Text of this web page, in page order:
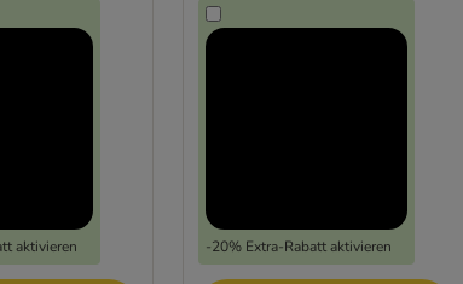
aktivieren -20% Extra-Rabatt aktivieren